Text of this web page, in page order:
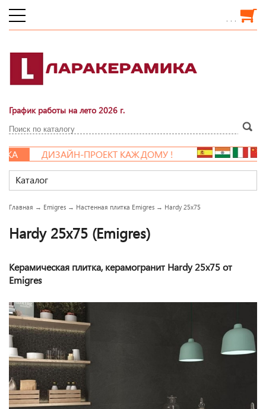
. . .
График работы на лето 2026 г.
ДИЗАЙН-ПРОЕКТ КАЖДОМУ !
Каталог
Главная → Emigres → Настенная плитка Emigres → Hardy 25x75
Hardy 25x75 (Emigres)
Керамическая плитка, керамогранит Hardy 25x75 от
Emigres